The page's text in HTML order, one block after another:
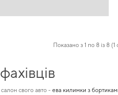
Показано з 1 по 8 із 8 (1
свого авто - ева килимки з